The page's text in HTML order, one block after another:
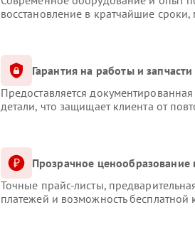
восстановление в кратчайшие
Гарантия на работы и запчасти
Предоставляется
детали, что защищает клиента от
Прозрачное ценообразование
Точные прайс-листы,
платежей и возможность бесплатной